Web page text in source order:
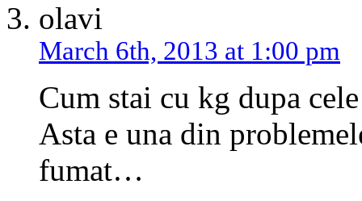
olavi
March 6th, 2013 at 1:00 pm
Cum stai cu kg dupa
Asta e una din
fumat…